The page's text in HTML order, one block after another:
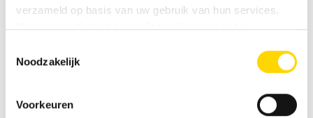
verzameld op basis van uw gebruik van hun services.
Voor meer informatie verwijzen wij u naar onze
Noodzakelijk
Voorkeuren
E-mail*